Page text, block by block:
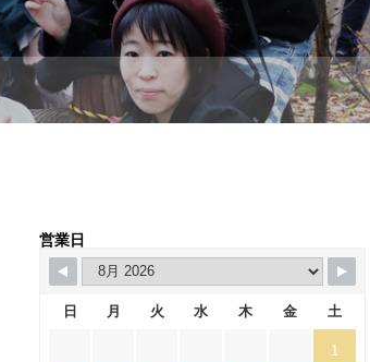
営業日
日 月 火 水 木 金 土
1